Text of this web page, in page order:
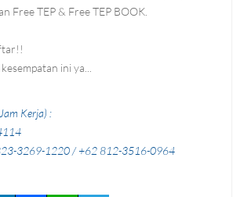
Free TEP & Free TEP BOOK.
ini ya...
Kerja) :
3269-1220 / +62 812-3516-0964